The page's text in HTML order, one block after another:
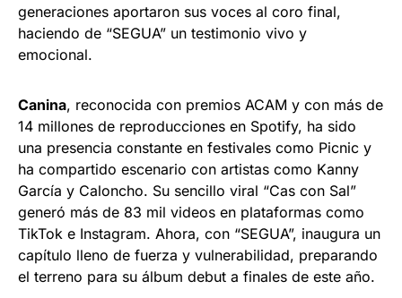
generaciones aportaron sus voces al coro final,
haciendo de “SEGUA” un testimonio vivo y
emocional.
Canina, reconocida con premios ACAM y con más de
14 millones de reproducciones en Spotify, ha sido
una presencia constante en festivales como Picnic y
ha compartido escenario con artistas como Kanny
García y Caloncho. Su sencillo viral “Cas con Sal”
generó más de 83 mil videos en plataformas como
TikTok e Instagram. Ahora, con “SEGUA”, inaugura un
capítulo lleno de fuerza y vulnerabilidad, preparando
el terreno para su álbum debut a finales de este año.